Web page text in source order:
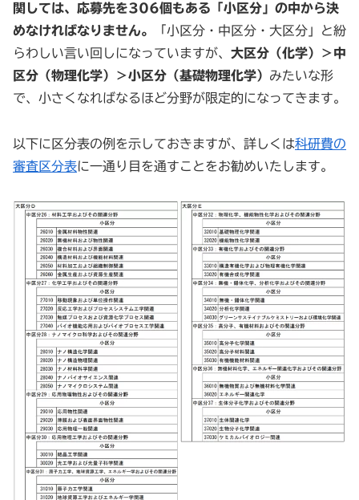
関しては、応募先を306個もある「小区分」の中から決
めなければなりません。
「小区分・中区分・大区分」と紛
らわしい言い回しになっていますが、 大区分（化学）＞中
区分（物理化学）＞小区分（基礎物理化学） みたいな形
で、小さくなればなるほど分野が限定的になってきます。
以下に区分表の例を示しておきますが、詳しくは科研費の
審査区分表に一通り目を通すことをお勧めいたします。